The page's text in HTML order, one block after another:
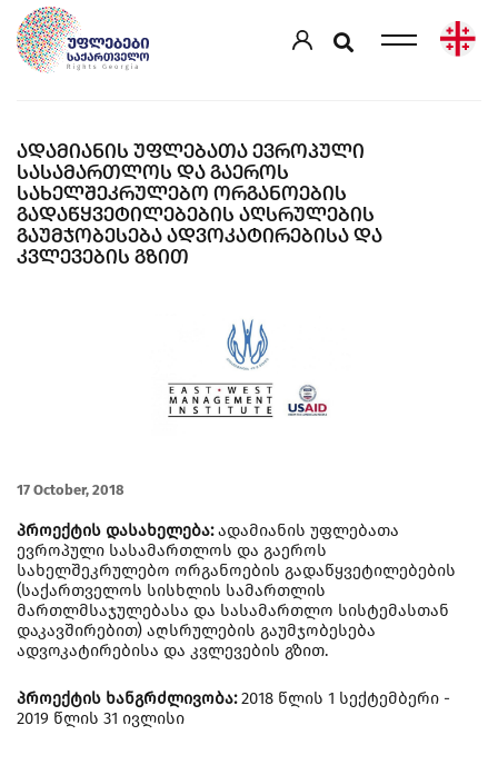
ᲐᲓᲐᲛᲘᲐᲜᲘᲡ ᲣᲤᲚᲔᲑᲐᲗᲐ ᲔᲕᲠᲝᲞᲣᲚᲘ
ᲡᲐᲡᲐᲛᲐᲠᲗᲚᲝᲡ ᲓᲐ ᲒᲐᲔᲠᲝᲡ
ᲡᲐᲮᲔᲚᲨᲔᲙᲠᲣᲚᲔᲑᲝ ᲝᲠᲒᲐᲜᲝᲔᲑᲘᲡ
ᲒᲐᲓᲐᲬᲧᲕᲔᲢᲘᲚᲔᲑᲔᲑᲘᲡ ᲐᲦᲡᲠᲣᲚᲔᲑᲘᲡ
ᲒᲐᲣᲛᲯᲝᲑᲔᲡᲔᲑᲐ ᲐᲓᲕᲝᲙᲐᲢᲘᲠᲔᲑᲘᲡᲐ ᲓᲐ
ᲙᲕᲚᲔᲕᲔᲑᲘᲡ ᲒᲖᲘᲗ
17 October, 2018
პროექტის დასახელება:ადამიანის უფლებათა
ევროპული სასამართლოს და გაეროს
სახელშეკრულებო ორგანოების გადაწყვეტილებების
(საქართველოს სისხლის სამართლის
მართლმსაჯულებასა და სასამართლო სისტემასთან
დაკავშირებით) აღსრულების გაუმჯობესება
ადვოკატირებისა და კვლევების გზით.
პროექტის ხანგრძლივობა:2018 წლის 1 სექტემბერი -
2019 წლის 31 ივლისი